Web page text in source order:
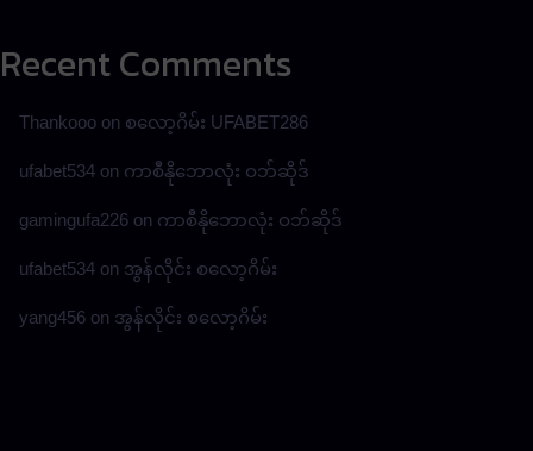
Recent Comments
Thankooo on စလော့ဂိမ်း UFABET286
ufabet534 on ကာစီနိုဘောလုံး ဝဘ်ဆိုဒ်
gamingufa226 on ကာစီနိုဘောလုံး ဝဘ်ဆိုဒ်
ufabet534 on အွန်လိုင်း စလော့ဂိမ်း
yang456 on အွန်လိုင်း စလော့ဂိမ်း